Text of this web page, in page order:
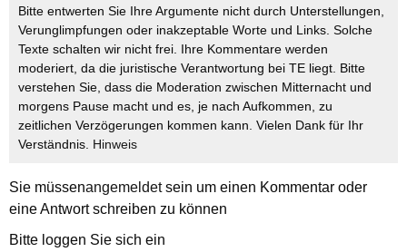
Bitte entwerten Sie Ihre Argumente nicht durch Unterstellungen,
Verunglimpfungen oder inakzeptable Worte und Links. Solche
Texte schalten wir nicht frei. Ihre Kommentare werden
moderiert, da die juristische Verantwortung bei TE liegt. Bitte
verstehen Sie, dass die Moderation zwischen Mitternacht und
morgens Pause macht und es, je nach Aufkommen, zu
zeitlichen Verzögerungen kommen kann. Vielen Dank für Ihr
Verständnis. Hinweis
Sie müssenangemeldetsein um einen Kommentar oder
eine Antwort schreiben zu können
Bitte loggen Sie sich ein